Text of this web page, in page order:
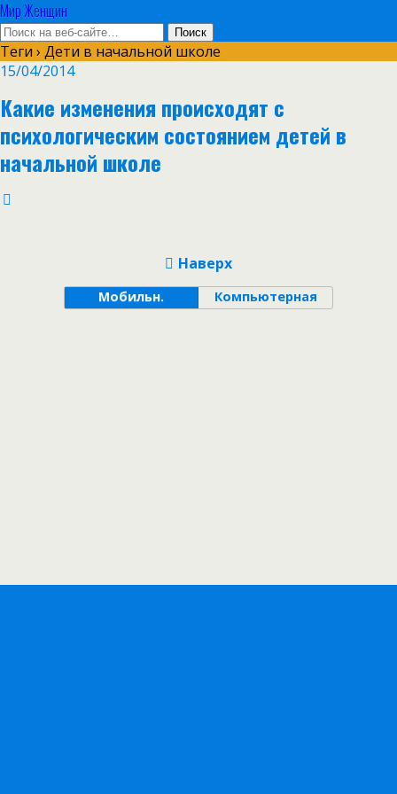
Мир Женщин
Теги › Дети в начальной школе
15/04/2014
Какие изменения происходят с
психологическим состоянием детей в
начальной школе
Наверх
Мобильн. Компьютерная